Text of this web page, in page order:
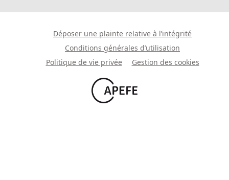
Déposer une plainte relative à l’intégrité
Conditions générales d’utilisation
Politique de vie privée
Gestion des cookies